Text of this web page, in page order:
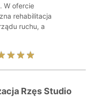
W ofercie
rehabilitacja
ruchu, a
Rzęs Studio